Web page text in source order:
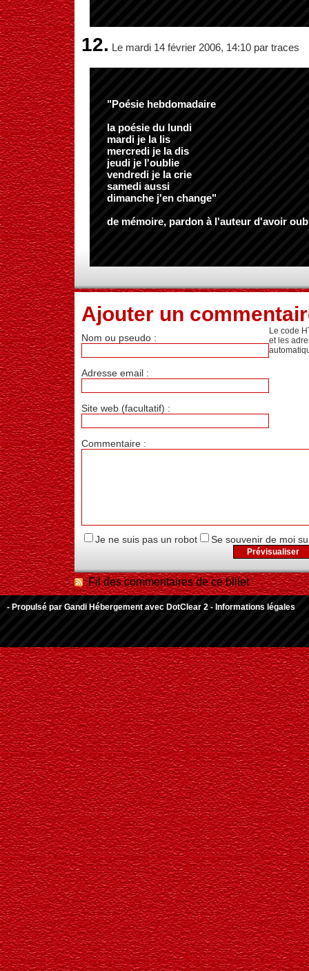
12. Le mardi 14 février 2006, 14:10 par traces
"Poésie hebdomadaire
la poésie du lundi
mardi je la lis
mercredi je la dis
jeudi je l'oublie
vendredi je la crie
samedi aussi
dimanche j'en change"
de mémoire, pardon à l'auteur d'avoir
Ajouter un
Nom ou pseudo :
Adresse email :
Site web (facultatif) :
Commentaire :
Le code
et les
Je ne suis pas un robot Se souvenir de moi
Fil des commentaires de ce billet
- Propulsé par Gandi Hébergement avec DotClear 2 - Informations légales